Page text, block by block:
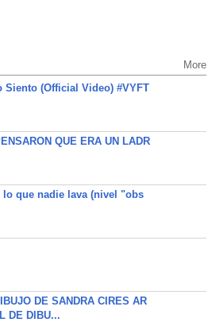
More
Siento (Official Video) #VYFT
QUE ERA UN LADR
lo que nadie lava (nivel "obs
DE SANDRA CIRES AR
DE DIBU...